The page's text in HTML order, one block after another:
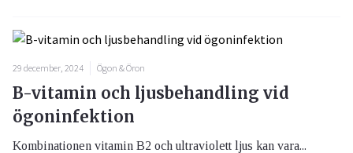
29 december, 2024 Ögon & Öron
B-vitamin och ljusbehandling vid
ögoninfektion
Kombinationen vitamin B2 och ultraviolett ljus kan vara...